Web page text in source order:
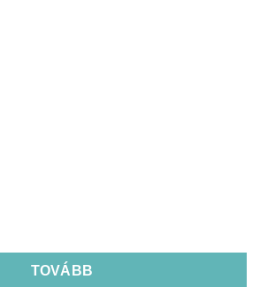
TOVÁBB